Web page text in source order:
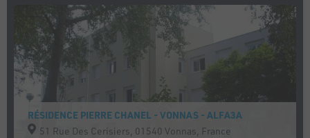
RÉSIDENCE PIERRE CHANEL - VONNAS - ALFA3A
51 Rue Des Cerisiers, 01540 Vonnas, France